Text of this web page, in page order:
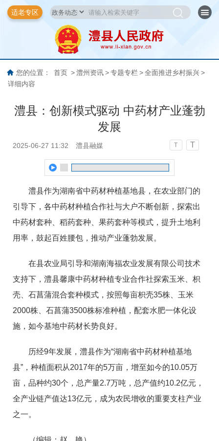
适老专区
您的位置： 首页 > 澧州资讯 > 专题专栏 > 全面推进乡村振兴 >
详细内容
澧县：创新模式驱动 中药材产业蓬勃
发展
2025-06-27 11:32 澧县融媒 T T
澧县作为湖南省中药材种植基地县，在农业部门的
引导下，各中药材种植合作社与大户不断创新，探索出
中药材套种、稻药套种、果药套种等模式，提升土地利
用率，鼓起百姓腰包，推动产业蓬勃发展。
在县农业局引导和湖南海福农业发展有限公司技术
支持下，澧县馨康中药材种植专业合作社探索玉米、枳
壳、石菖蒲混合套种模式，按照每亩枳壳35株、玉米
2000株、石菖蒲3500株标准种植，配套水肥一体化设
施，如今基地中药材长势良好。
历经9年发展，澧县作为“湖南省中药材种植基地
县”，种植面积从2017年的5万亩，增至如今的10.05万
亩，品种约30个，总产量2.7万吨，总产值约10.2亿元，
全产业链产值达13亿元，成为农民增收的重要支柱产业
之一。